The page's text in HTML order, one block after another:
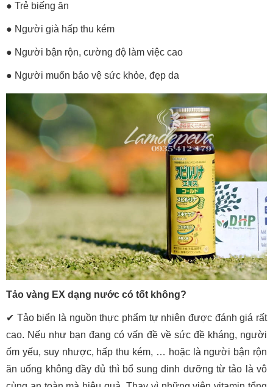
● Trẻ biếng ăn
● Người già hấp thu kém
● Người bận rộn, cường độ làm việc cao
● Người muốn bảo vệ sức khỏe, đẹp da
Tảo vàng EX dạng nước có tốt không?
✔ Tảo biển là nguồn thực phẩm tự nhiên được đánh giá rất
cao. Nếu như bạn đang có vấn đề về sức đề kháng, người
ốm yếu, suy nhược, hấp thu kém, … hoặc là người bận rộn
ăn uống không đầy đủ thì bổ sung dinh dưỡng từ tảo là vô